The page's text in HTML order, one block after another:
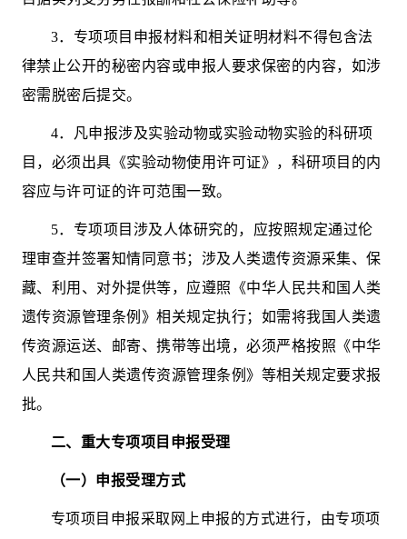
3． 专项项目 申报材料和相关证明材料不得包含法
律禁止公开的秘密内容或申报人要求保密的内容，如涉
密需脱密后提交。
4．凡申报涉及实验动物或实验动物实验的科研项
目，必须出具《实验动物使用许可证》，科研项目的内
容应与许可证的许可范围一致。
5． 专项项目 涉及人体研究的，应按照规定通过伦
理审查并签署知情同意书；涉及人类遗传资源采集、保
藏、利用、对外提供等，应遵照《中华人民共和国人类
遗传资源管理条例》相关规定执行；如需将我国人类遗
传资源运送、邮寄、携带等出境，必须严格按照《中华
人民共和国人类遗传资源管理条例》等相关规定要求报
批。
二、 重大专项项目 申报受理
（一）申报受理方式
专项项目 申报采取网上申报的方式进行，由专项项